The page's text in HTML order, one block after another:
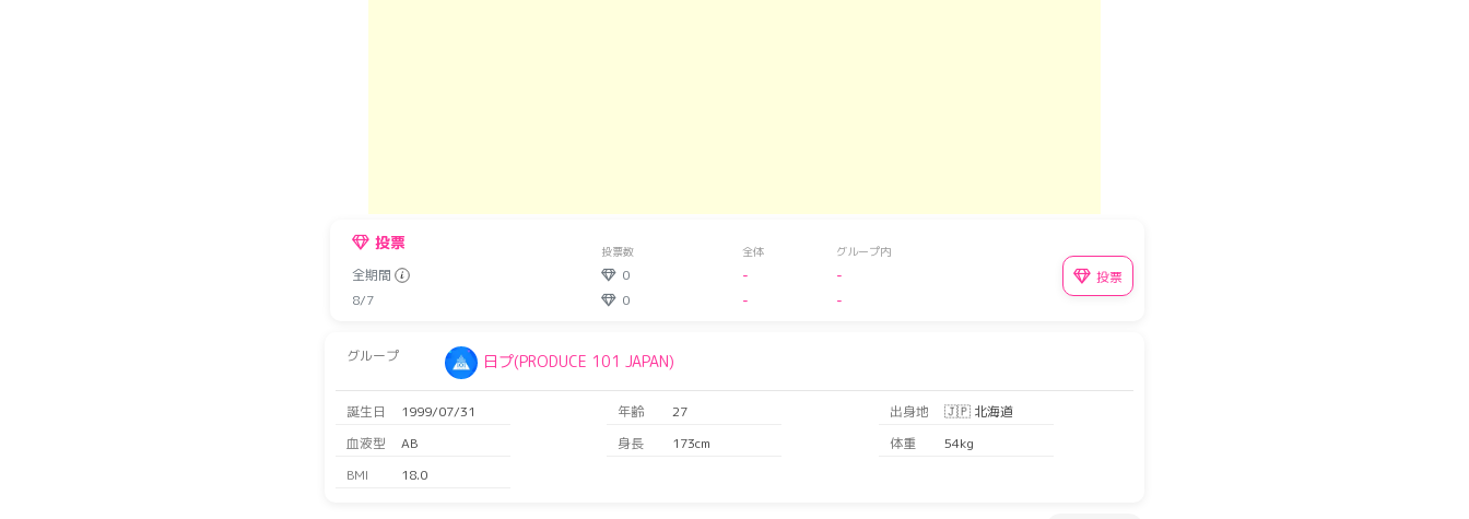
投票 投票数 全体 グループ内
全期間 0 -
-
8/7
0 - -
投票
グループ 日プ(PRODUCE 101 JAPAN)
誕生日 1999/07/31 年齢 27 出身地
🇯🇵 北海道
血液型
AB 身長 173cm 体重
54kg
BMI
18.0